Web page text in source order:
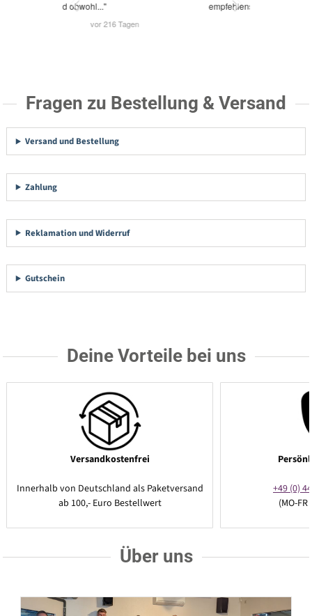
Fragen zu Bestellung & Versand
Versand und Bestellung
Zahlung
Reklamation und Widerruf
Gutschein
Deine Vorteile bei uns
Versandkostenfrei
Innerhalb von Deutschland als Paketversand
ab 100,- Euro Bestellwert
+49 (0)
(MO-
Über uns